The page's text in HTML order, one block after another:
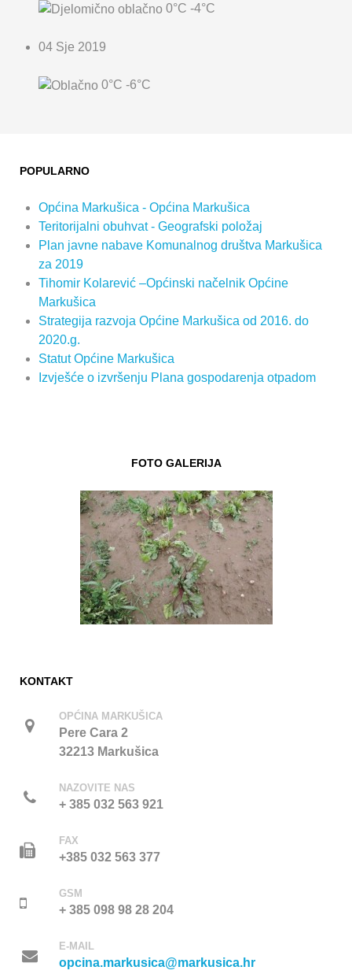
0°C -4°C
04 Sje 2019
0°C -6°C
POPULARNO
Općina Markušica - Općina Markušica
Teritorijalni obuhvat - Geografski položaj
Plan javne nabave Komunalnog društva Markušica
za 2019
Tihomir Kolarević –Općinski načelnik Općine
Markušica
Strategija razvoja Općine Markušica od 2016. do
2020.g.
Statut Općine Markušica
Izvješće o izvršenju Plana gospodarenja otpadom
FOTO GALERIJA
KONTAKT
OPĆINA MARKUŠICA
Pere Cara 2
32213 Markušica
NAZOVITE NAS
+ 385 032 563 921
FAX
+385 032 563 377
GSM
+ 385 098 98 28 204
E-MAIL
opcina.markusica@markusica.hr